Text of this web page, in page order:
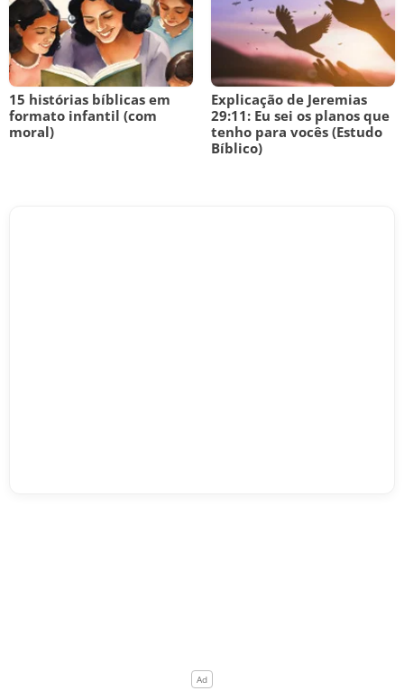
15 histórias bíblicas em
formato infantil (com
moral)
Explicação de Jeremias
29:11: Eu sei os planos que
tenho para vocês (Estudo
Bíblico)